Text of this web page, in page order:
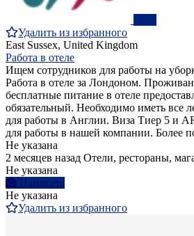
Удалить из избранного
East Sussex, United Kingdom
Работа в отеле
Ищем сотрудников для работы на
Работа в отеле за Лондоном.
бесплатные питание в отеле
обязательный. Необходимо иметь все
для работы в Англии. Виза Тиер 5 и
для работы в нашей компании. Более
Не указана
2 месяцев назад Отели, рестораны,
Не указана
Написать
Не указана
Удалить из избранного